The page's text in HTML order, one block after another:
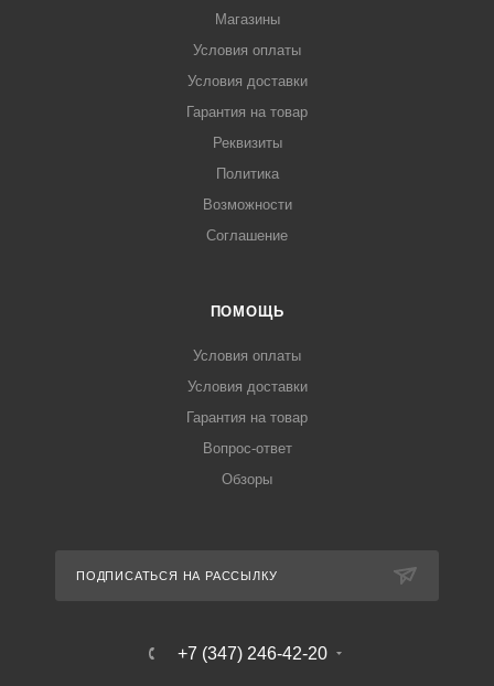
Магазины
Условия оплаты
Условия доставки
Гарантия на товар
Реквизиты
Политика
Возможности
Соглашение
ПОМОЩЬ
Условия оплаты
Условия доставки
Гарантия на товар
Вопрос-ответ
Обзоры
ПОДПИСАТЬСЯ НА РАССЫЛКУ
+7 (347) 246-42-20